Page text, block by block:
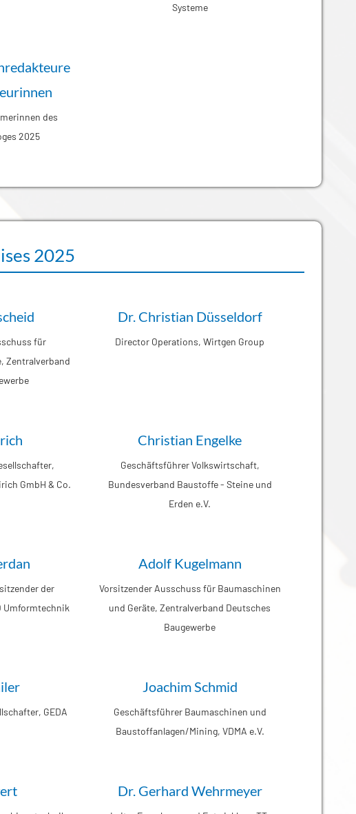
Systeme
des
2025
2025
für
Zentralverband
Dr. Christian Düsseldorf
Director Operations, Wirtgen Group
GmbH & Co.
Christian Engelke
Geschäftsführer Volkswirtschaft,
Bundesverband Baustoffe - Steine und
Erden e.V.
der
Umformtechnik
Adolf Kugelmann
Vorsitzender Ausschuss für Baumaschinen
und Geräte, Zentralverband Deutsches
Baugewerbe
GEDA
Joachim Schmid
Geschäftsführer Baumaschinen und
Baustoffanlagen/Mining, VDMA e.V.
Dr. Gerhard Wehrmeyer